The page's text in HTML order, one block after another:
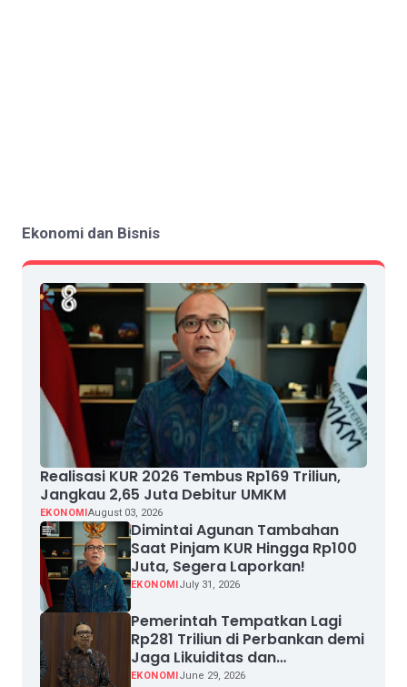
Ekonomi dan Bisnis
Realisasi KUR 2026 Tembus Rp169 Triliun,
Jangkau 2,65 Juta Debitur UMKM
EKONOMIAugust 03, 2026
Dimintai Agunan Tambahan
Saat Pinjam KUR Hingga Rp100
Juta, Segera Laporkan!
EKONOMIJuly 31, 2026
Pemerintah Tempatkan Lagi
Rp281 Triliun di Perbankan demi
Jaga Likuiditas dan
Pertumbuhan Kredit
EKONOMIJune 29, 2026